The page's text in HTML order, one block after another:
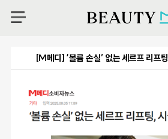
[M메디] ‘볼륨 손실’ 없는 세르프 리프